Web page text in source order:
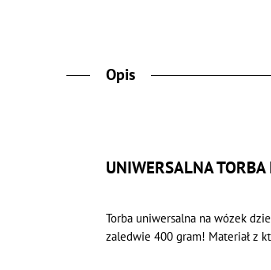
Opis
UNIWERSALNA TORBA
Torba uniwersalna na wózek
zaledwie 400 gram! Materiał z